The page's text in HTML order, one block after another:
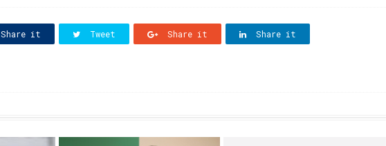
Share it Tweet Share it Share it